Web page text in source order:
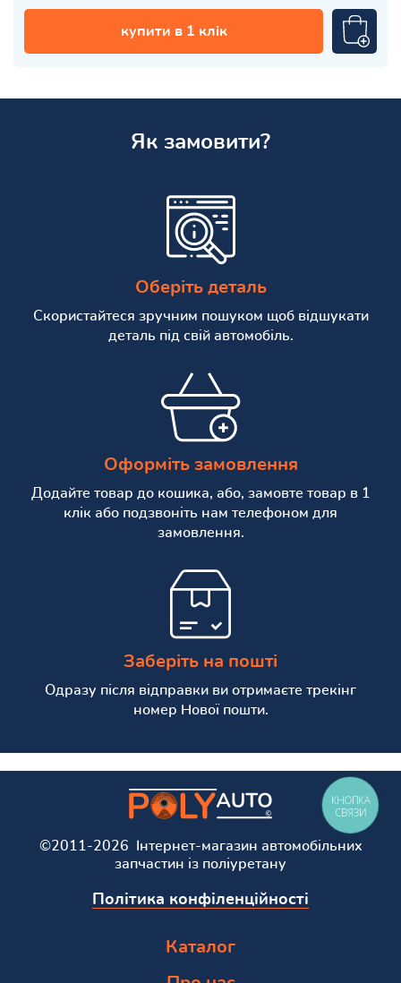
купити в 1 клік
Як замовити?
Оберіть деталь
Скористайтеся зручним пошуком щоб відшукати
деталь під свій автомобіль.
Оформіть замовлення
Додайте товар до кошика, або, замовте товар в 1
клік або подзвоніть нам телефоном для
замовлення.
Заберіть на пошті
Одразу після відправки ви отримаєте трекінг
номер Нової пошти.
©2011-2026 Інтернет-магазин автомобільних
запчастин із поліуретану
Політика конфіленційності
Каталог
КНОПКА
СВЯЗИ